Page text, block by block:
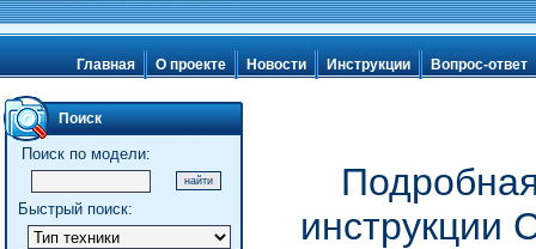
Главная О проекте Новости Инструкции Вопрос-ответ
Поиск
Поиск по модели:
Быстрый поиск:
инструкции